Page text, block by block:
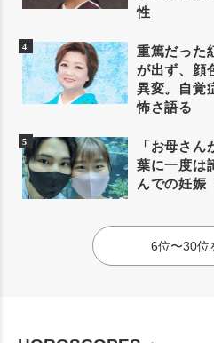
性
重篤だった
が出ず、顔
異変。自覚
怖さ語る
「お母さ
葉に一度は
んでの妊娠
6位〜30位